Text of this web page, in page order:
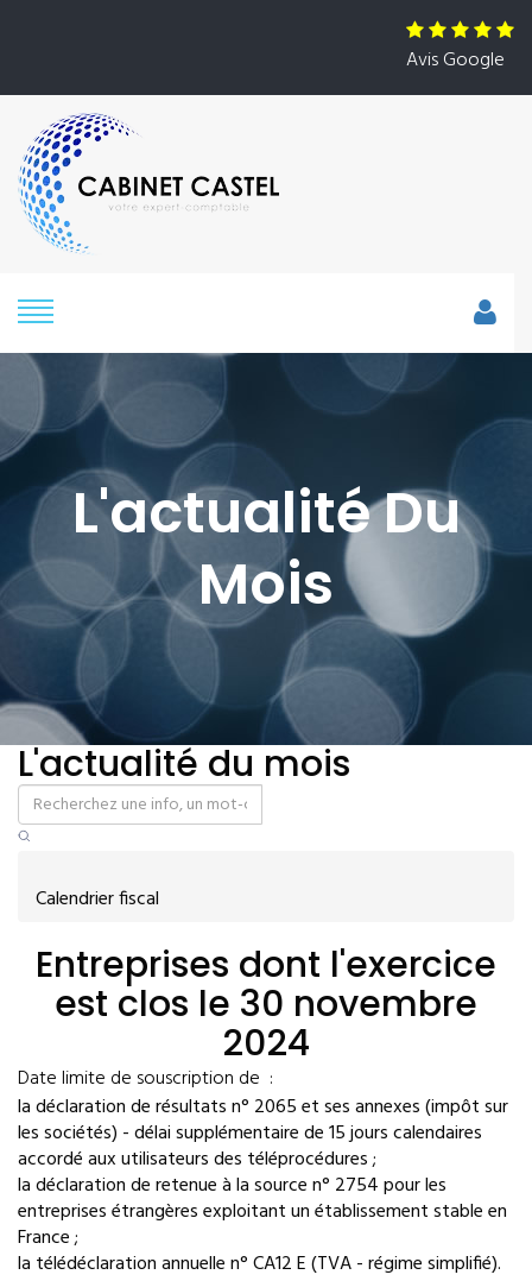
Avis Google
L'actualité Du
Mois
L'actualité du mois
Calendrier fiscal
Entreprises dont l'exercice
est clos le 30 novembre
2024
Date limite de souscription de :
la déclaration de résultats n° 2065 et ses annexes (impôt sur
les sociétés) - délai supplémentaire de 15 jours calendaires
accordé aux utilisateurs des téléprocédures ;
la déclaration de retenue à la source n° 2754 pour les
entreprises étrangères exploitant un établissement stable en
France ;
la télédéclaration annuelle n° CA12 E (TVA - régime simplifié).